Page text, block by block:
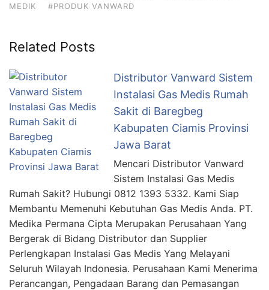
MEDIK
#PRODUK VANWARD
Related Posts
Distributor Vanward Sistem
Instalasi Gas Medis Rumah
Sakit di Baregbeg
Kabupaten Ciamis Provinsi
Jawa Barat
Mencari Distributor Vanward
Sistem Instalasi Gas Medis
Rumah Sakit? Hubungi 0812 1393 5332. Kami Siap
Membantu Memenuhi Kebutuhan Gas Medis Anda. PT.
Medika Permana Cipta Merupakan Perusahaan Yang
Bergerak di Bidang Distributor dan Supplier
Perlengkapan Instalasi Gas Medis Yang Melayani
Seluruh Wilayah Indonesia. Perusahaan Kami Menerima
Perancangan, Pengadaan Barang dan Pemasangan